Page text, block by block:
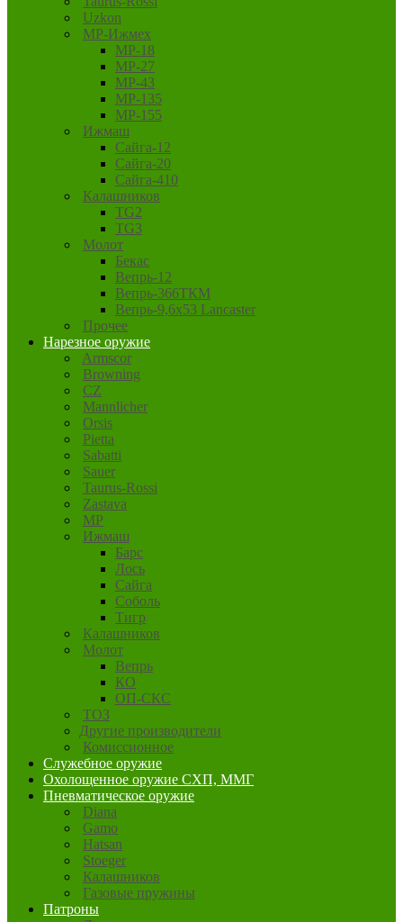
Uzkon
MP-Ижмех
MP-18
MP-27
MP-43
MP-135
MP-155
Ижмаш
Сайга-12
Сайга-20
Сайга-410
Калашников
TG2
TG3
Молот
Бекас
Вепрь-12
Вепрь-366ТКМ
Вепрь-9,6х53 Lancaster
Прочее
Нарезное оружие
Armscor
Browning
CZ
Mannlicher
Orsis
Pietta
Sabatti
Sauer
Taurus-Rossi
Zastava
MP
Ижмаш
Барс
Лось
Сайга
Соболь
Тигр
Калашников
Молот
Вепрь
КО
ОП-СКС
ТОЗ
Другие производители
Комиссионное
Служебное оружие
Охолощенное оружие СХП, ММГ
Пневматическое оружие
Diana
Gamo
Hatsan
Stoeger
Калашников
Газовые пружины
Патроны